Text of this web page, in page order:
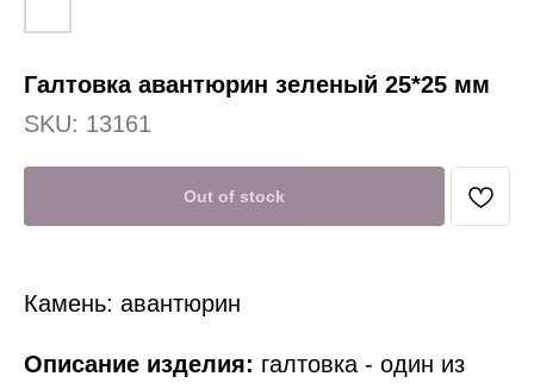
Галтовка авантюрин зеленый 25*25 мм
SKU: 13161
Out of stock
Описание изделия: галтовка - один из
Камень: авантюрин